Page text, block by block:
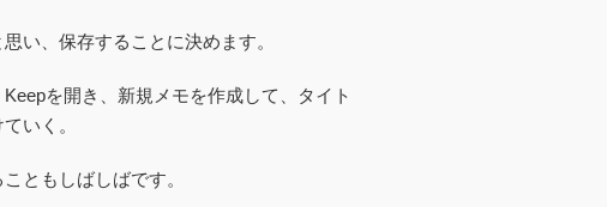
い、保存することに決めます。
を開き、新規メモを作成して、タイト
いく。
ともしばしばです。